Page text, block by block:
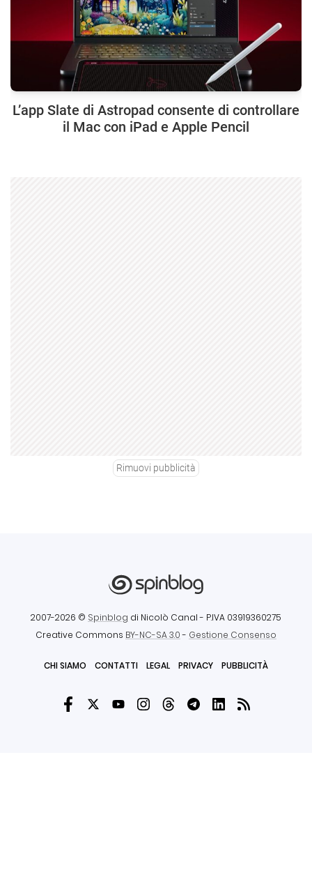
L’app Slate di Astropad consente di controllare
il Mac con iPad e Apple Pencil
Rimuovi pubblicità
2007-2026 © Spinblog di Nicolò Canal - P.IVA 03919360275
Creative Commons BY-NC-SA 3.0- Gestione Consenso
CHI SIAMO CONTATTI LEGAL PRIVACY PUBBLICITÀ